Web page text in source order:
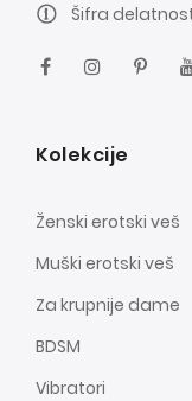
Šifra
Kolekcije
Ženski erotski veš
Muški erotski veš
Za krupnije dame
BDSM
Vibratori